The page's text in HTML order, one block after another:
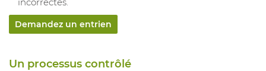
Demandez un entrien
Un processus contrôlé